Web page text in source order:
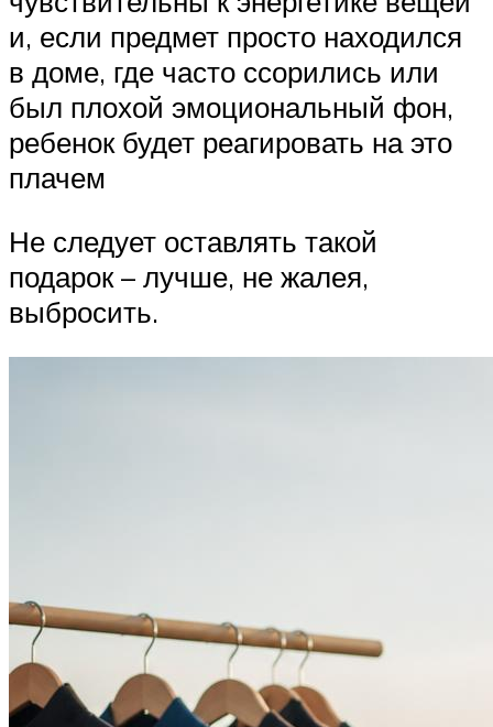
и, если предмет просто находился
в доме, где часто ссорились или
был плохой эмоциональный фон,
ребенок будет реагировать на это
плачем
Не следует оставлять такой
подарок – лучше, не жалея,
выбросить.